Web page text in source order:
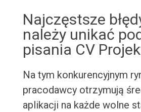
Najczęstsze
należy unikać
pisania CV
Na tym konkurencyjnym
pracodawcy otrzymują
aplikacji na każde wolne